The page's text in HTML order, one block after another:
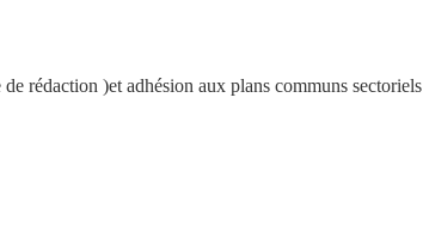
rédaction )et adhésion aux plans communs sectoriels